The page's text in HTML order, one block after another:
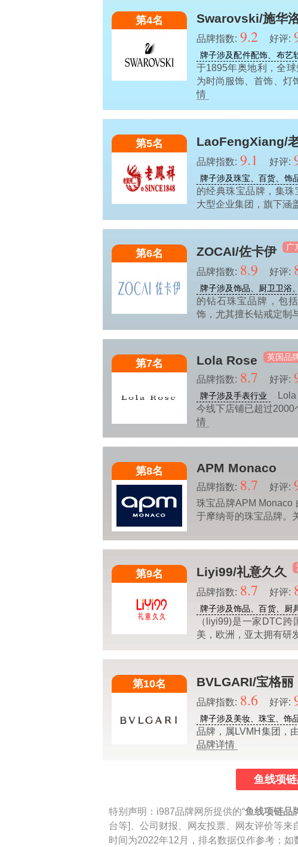
第4名 Swarovski/施华
品牌指数: 9.2 好评:
牌子涉及配件配饰、布艺
于1895年奥地利，全
为时尚服饰、首饰、灯
情
第5名 LaoFengXiang/
品牌指数: 9.1 好评:
牌子涉及珠宝、百货、饰
的经典珠宝品牌，集
大型企业集团，旗下涵
第6名 ZOCAI/佐卡伊 广
品牌指数: 8.9 好评:
牌子涉及饰品、厨卫卫浴
的钻石珠宝品牌，包
饰，尤其擅长钻戒定制
第7名 Lola Rose 英国品
品牌指数: 8.7 好评:
牌子涉及手表行业
今线下店铺已超过2000
情
第8名 APM Monaco
品牌指数: 8.7 好评:
珠宝品牌APM Monaco
于摩纳哥的珠宝品牌。
第9名 Liyi99/礼意久久
品牌指数: 8.7 好评:
牌子涉及饰品、百货、厨
（liyi99)是一家DTC
美，欧洲，亚太拥有研
第10名 BVLGARI/宝格丽
品牌指数: 8.6 好评:
牌子涉及美妆、珠宝、饰
品牌，属LVMH集团，
品牌详情
鱼线项
特别声明： i987品牌网所提供的“鱼线项链品
台等]、公司财报、网友投票、网友评价等
时间为2022年12月，排名数据仅作参考；